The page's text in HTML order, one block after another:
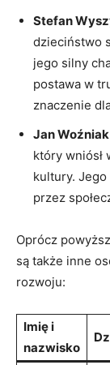
Stefan
dzieciństwo
jego silny
postawa w
znaczenie
Jan Woźniak
który wniósł
kultury.
przez
Oprócz
są także inne
rozwoju:
Imię i
nazwisko